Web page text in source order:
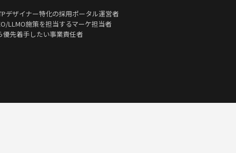
デザイナー特化の採用ポータル運営者
LLMO施策を担当するマーケ担当者
優先着手したい事業責任者